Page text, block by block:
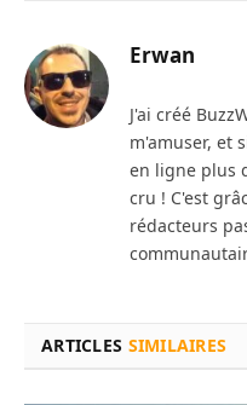
Erwan
J'ai créé
m'amuser, et
en ligne plus
cru ! C'est
rédacteurs
ARTICLES SIMILAIRES